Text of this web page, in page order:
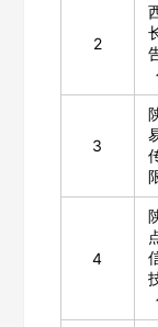
2
3
4
填写联系电话